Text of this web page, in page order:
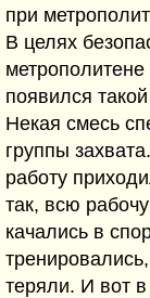
при
В целях
метрополитене
появился
Некая смесь
группы
работу
так, всю
качались в
теряли. И вот